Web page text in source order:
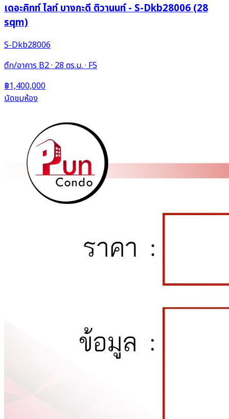
เดอะคิทท์ ไลท์ บางกะดี ติวานนท์ - S-Dkb28006 (28
sqm)
S-Dkb28006
ตึก/อาคาร B2 · 28 ตร.ม. · F5
฿1,400,000
นัดชมห้อง